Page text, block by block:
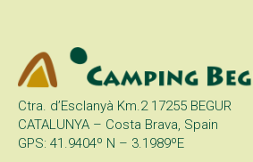
Ctra. d’Esclanyà Km.2 17255 BEGUR
CATALUNYA – Costa Brava, Spain
GPS: 41.9404º N – 3.1989ºE